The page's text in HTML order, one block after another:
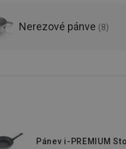
chcete připravovat.
Smažení řízků, příprava
vaření vyžadují
a proto je vhodný
Nerezové pánve (8)
Pánev i-PREMIUM